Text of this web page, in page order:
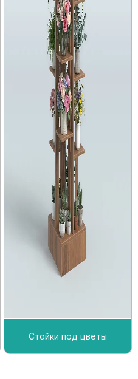
Стойки под цветы